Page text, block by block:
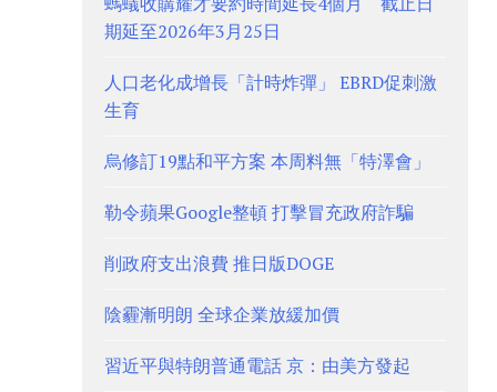
期延至2026年3月25日
人口老化成增長「計時炸彈」 EBRD促刺激
生育
烏修訂19點和平方案 本周料無「特澤會」
勒令蘋果Google整頓 打擊冒充政府詐騙
削政府支出浪費 推日版DOGE
陰霾漸明朗 全球企業放緩加價
習近平與特朗普通電話 京：由美方發起